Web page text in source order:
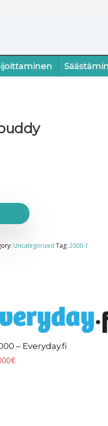
Uncategorized Tag: 2000-1
– Everyday.fi
€